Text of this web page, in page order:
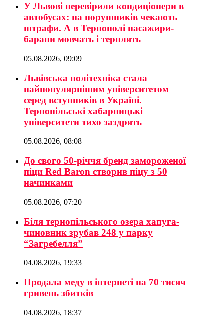
У Львові перевірили кондиціонери в
автобусах: на порушників чекають
штрафи. А в Тернополі пасажири-
барани мовчать і терплять
05.08.2026, 09:09
Львівська політехніка стала
найпопулярнішим університетом
серед вступників в Україні.
Тернопільські хабарницькі
університети тихо заздрять
05.08.2026, 08:08
До свого 50-річчя бренд замороженої
піци Red Baron створив піцу з 50
начинками
05.08.2026, 07:20
Біля тернопільського озера хапуга-
чиновник зрубав 248 у парку
“Загребелля”
04.08.2026, 19:33
Продала меду в інтернеті на 70 тисяч
гривень збитків
04.08.2026, 18:37